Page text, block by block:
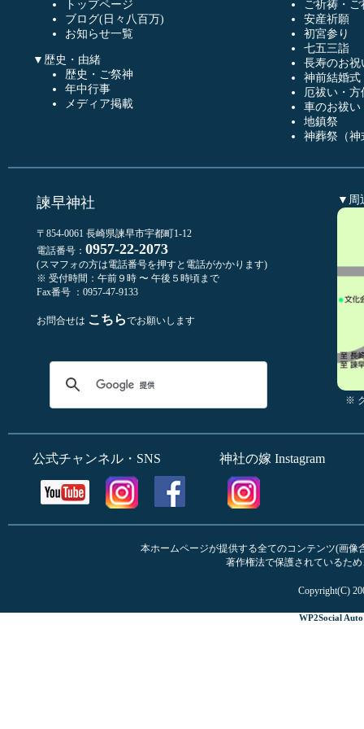
トップページ
ブログ(日々八百万)
お知らせ一覧
▼歴史・由緒
歴史・ご祭神
年中行事
メディア掲載
ご祈祷・
安産祈願
初宮参り
七五三詣
長寿のお祝
神前結婚式
厄祓い・方
車のお祓い
地鎮祭
神葬祭（神
諫早神社
〒854-0061 長崎県諫早市宇都町1-12
電話番号： 0957-22-2073
(スマフォの方は電話番号を押すと電話がかかります)
※ 受付時間：午前９時 〜 午後５時頃まで
Fax番号 ：0957-47-9133
お問合せは こちらでお願いします
▼周
※
公式チャンネル・SNS 神社の嫁 Instagram
本ホームページが提供する全てのコンテンツ(画
著作権法で保護されているた
Copyright(C)
WP2Social